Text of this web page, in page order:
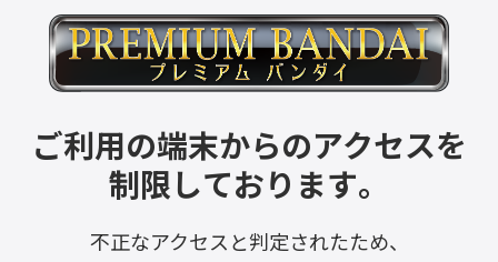
ご利用の端末からのアクセスを
制限しております。
不正なアクセスと判定されたため、